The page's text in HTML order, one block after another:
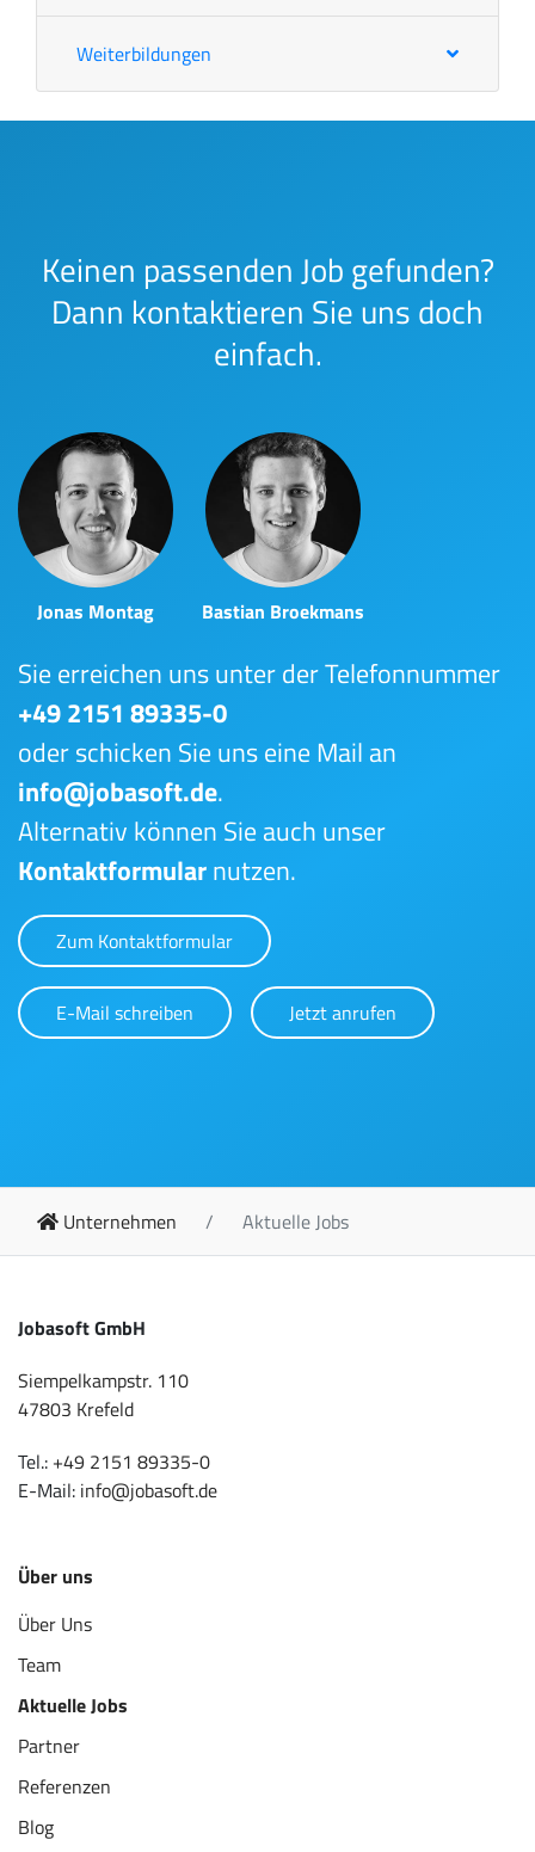
Weiterbildungen
Keinen passenden Job gefunden?
Dann kontaktieren Sie uns doch
einfach.
Jonas Montag Bastian Broekmans
Sie erreichen uns unter der Telefonnummer
+49 2151 89335-0
oder schicken Sie uns eine Mail an
info@jobasoft.de.
Alternativ können Sie auch unser
Kontaktformularnutzen.
Zum Kontaktformular
E-Mail schreiben Jetzt anrufen
Unternehmen Aktuelle Jobs
Jobasoft GmbH
Siempelkampstr. 110
47803 Krefeld
Tel.: +49 2151 89335-0
E-Mail: info@jobasoft.de
Über uns
Über Uns
Team
Aktuelle Jobs
Partner
Referenzen
Blog